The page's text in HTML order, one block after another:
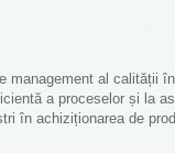
management al calității
a proceselor și la
în achiziționarea de